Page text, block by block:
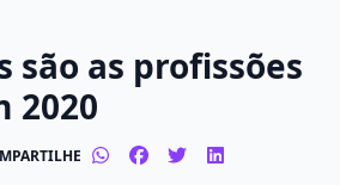
são as profissões
2020